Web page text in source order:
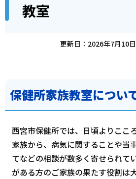
す
ら
教室
更新日：2026年7月10日
保健所家族教室につい
西宮市保健所では、日頃よりここ
家族から、病気に関することや当
てなどの相談が数多く寄せられて
がある方のご家族の果たす役割は